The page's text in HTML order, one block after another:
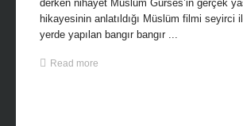
derken nihayet Müslüm Gürses’in gerçek
hikayesinin anlatıldığı Müslüm filmi seyirci
yerde yapılan bangır bangır ...
Read more